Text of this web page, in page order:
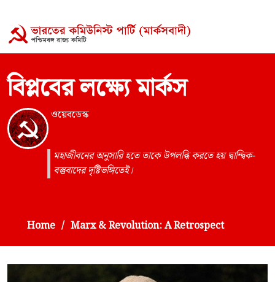
বিপ্লবের লক্ষ্যে মার্কস
ওয়েবডেস্ক
মহাজীবনের অনুসারি হতে তাকে উপলব্ধি করতে হয় দ্বান্দ্বিক-
বস্তুবাদের দৃষ্টিভঙ্গিতেই।
Home Marx & Revolution: A Retrospect